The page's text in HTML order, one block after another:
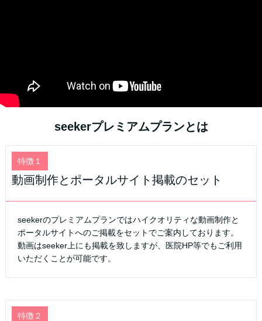
seekerプレミアムプランとは
特徴１
動画制作とポータルサイト掲載のセット
seekerのプレミアムプランではハイクオリティな動画制作と
ポータルサイトへのご掲載をセットでご案内しております。
動画はseeker上にも掲載を致しますが、医院HP等でもご利用
いただくことが可能です。
特徴２